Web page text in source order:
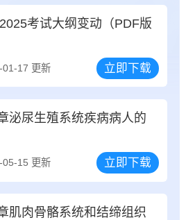
考试大纲变动（PDF版
01-17 更新 立即下载
泌尿生殖系统疾病病人的
05-15 更新 立即下载
肌肉骨骼系统和结缔组织